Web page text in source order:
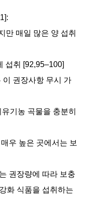
만 매일 많은 양 섭취
섭취 [92,95–100]
이 권장사항 무시 가
기농 곡물을 충분히
우 높은 곳에서는 보
권장량에 따라 보충
화 식품을 섭취하는